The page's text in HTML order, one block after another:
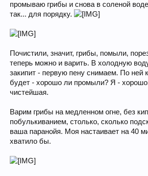
промываю грибы и снова в соленой
так... для порядку.
Почистили, значит, грибы, помыли,
теперь можно и варить. В холодную
закипит - первую пену снимаем. По ней
будет - хорошо ли промыли? Я -
чистейшая.
Варим грибы на медленном огне, без
побулькиванием, столько, сколько
ваша паранойя. Моя настаивает на 40
хватило бы.